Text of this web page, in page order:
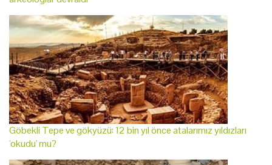
Göbekli Tepe ve gökyüzü: 12 bin yıl önce atalarımız yıldızları
'okudu' mu?